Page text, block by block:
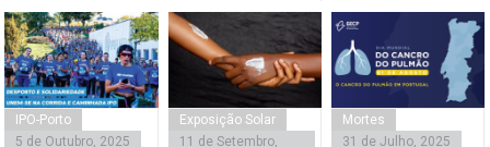
IPO-Porto
5 de Outubro, 2025
Exposição Solar
11 de Setembro,
Mortes
31 de Julho, 2025